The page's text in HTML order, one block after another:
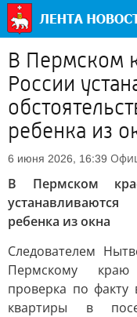
В Пермском
России
ребенка из
6 июня 2026, 16:39
В Пермском
ребенка из окна
Следователем
Пермскому краю
проверка по факту
квартиры в